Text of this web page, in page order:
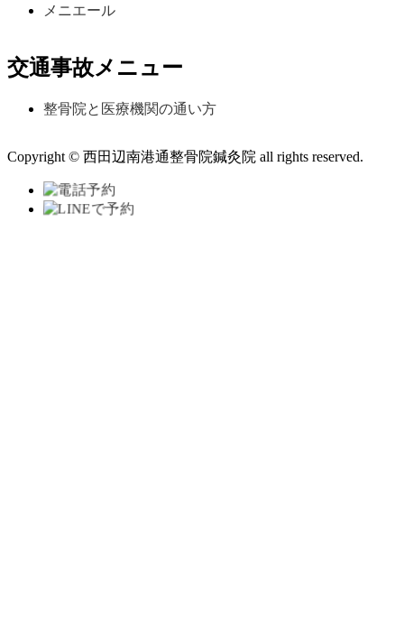
メニエール
交通事故メニュー
整骨院と医療機関の通い方
Copyright © 西田辺南港通整骨院鍼灸院 all rights reserved.